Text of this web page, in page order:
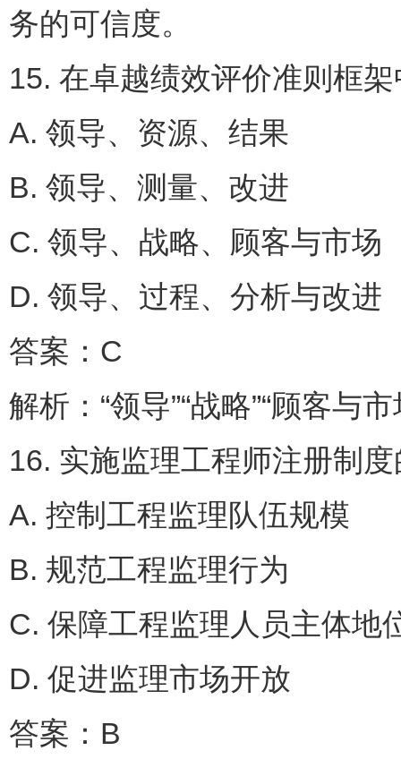
务的可信度。
15. 在卓越绩效评价准则框
A. 领导、资源、结果
B. 领导、测量、改进
C. 领导、战略、顾客与
D. 领导、过程、分析与改进
答案：C
解析：“领导”“战略”“顾客与
16. 实施监理工程师注册制
A. 控制工程监理队伍规
B. 规范工程监理行为
C. 保障工程监理人员主
D. 促进监理市场开放
答案：B